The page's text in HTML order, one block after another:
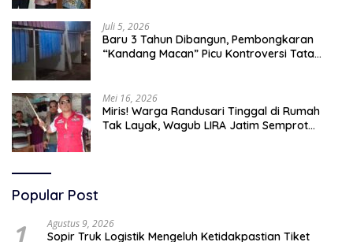
Juli 5, 2026
Baru 3 Tahun Dibangun, Pembongkaran
“Kandang Macan” Picu Kontroversi Tata
Mei 16, 2026
Miris! Warga Randusari Tinggal di Rumah
Tak Layak, Wagub LIRA Jatim Semprot
Popular Post
Agustus 9, 2026
Sopir Truk Logistik Mengeluh Ketidakpastian Tiket